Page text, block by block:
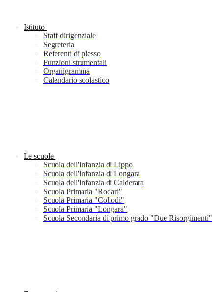
Istituto
Staff dirigenziale
Segreteria
Referenti di plesso
Funzioni strumentali
Organigramma
Calendario scolastico
Le scuole
Scuola dell'Infanzia di Lippo
Scuola dell'Infanzia di Longara
Scuola dell'Infanzia di Calderara
Scuola Primaria "Rodari"
Scuola Primaria "Collodi"
Scuola Primaria "Longara"
Scuola Secondaria di primo grado "Due Risorgimenti"